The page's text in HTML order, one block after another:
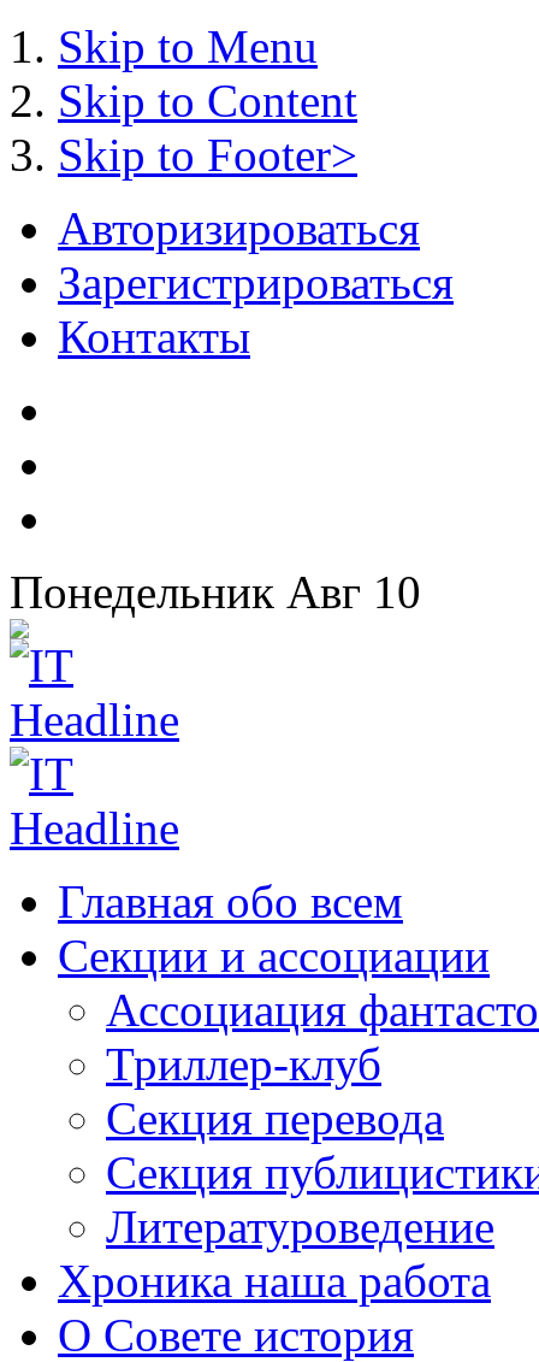
Skip to Menu
Skip to Content
Skip to Footer>
Авторизироваться
Зарегистрироваться
Контакты
Понедельник Авг 10
Главная обо всем
Секции и ассоциации
Ассоциация
Триллер-клуб
Секция перевода
Секция
Литературоведение
Хроника наша работа
О Совете история